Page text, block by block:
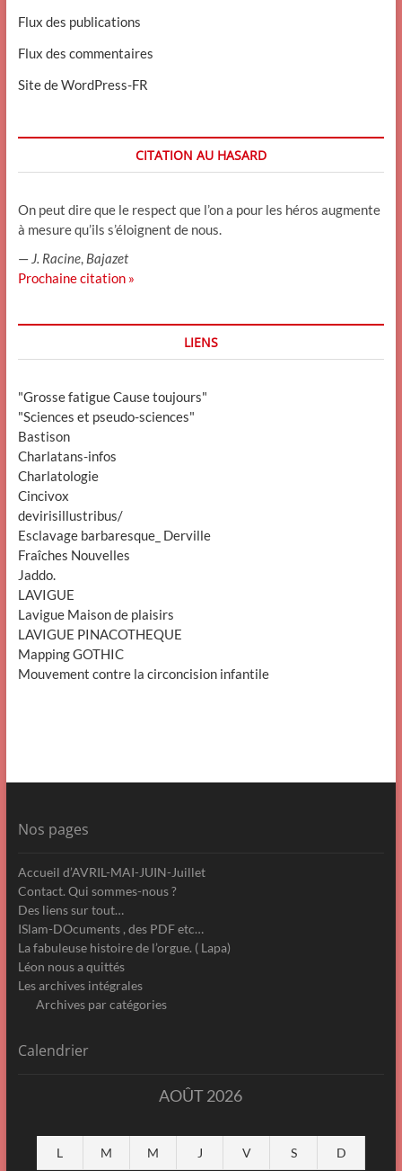
Flux des publications
Flux des commentaires
Site de WordPress-FR
CITATION AU HASARD
On peut dire que le respect que l’on a pour les héros augmente
à mesure qu’ils s’éloignent de nous.
— J. Racine, Bajazet
Prochaine citation »
LIENS
"Grosse fatigue Cause toujours"
"Sciences et pseudo-sciences"
Bastison
Charlatans-infos
Charlatologie
Cincivox
devirisillustribus/
Esclavage barbaresque_ Derville
Fraîches Nouvelles
Jaddo.
LAVIGUE
Lavigue Maison de plaisirs
LAVIGUE PINACOTHEQUE
Mapping GOTHIC
Mouvement contre la circoncision infantile
Nos pages
Accueil d’AVRIL-MAI-JUIN-Juillet
Contact. Qui sommes-nous ?
Des liens sur tout…
ISlam-DOcuments , des PDF etc…
La fabuleuse histoire de l’orgue. ( Lapa)
Léon nous a quittés
Les archives intégrales
Archives par catégories
Calendrier
AOÛT 2026
L M M J V S D